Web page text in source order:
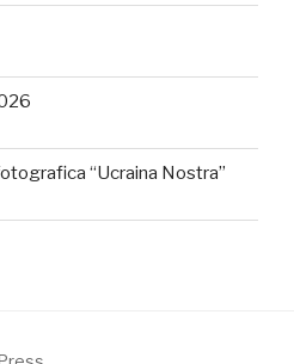
“Ucraina Nostra”